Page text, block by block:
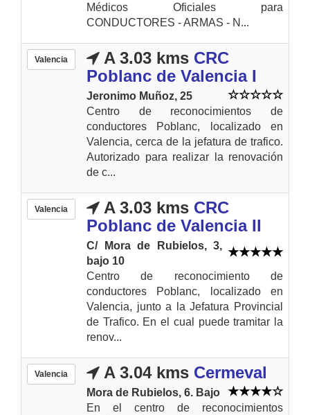
Médicos Oficiales para
CONDUCTORES - ARMAS - N...
Valencia A 3.03 kms CRC
Poblanc de Valencia I
Jeronimo Muñoz, 25
Centro de reconocimientos de
conductores Poblanc, localizado en
Valencia, cerca de la jefatura de trafico.
Autorizado para realizar la renovación
de c...
Valencia A 3.03 kms CRC
Poblanc de Valencia II
C/ Mora de Rubielos, 3,
bajo 10
Centro de reconocimiento de
conductores Poblanc, localizado en
Valencia, junto a la Jefatura Provincial
de Trafico. En el cual puede tramitar la
renov...
Valencia A 3.04 kms Cermeval
Mora de Rubielos, 6. Bajo
En el centro de reconocimientos